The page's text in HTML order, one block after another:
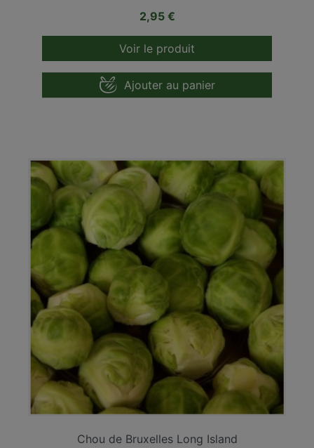
Prix
2,95 €
Voir le produit
Ajouter au panier
Chou de Bruxelles Long Island